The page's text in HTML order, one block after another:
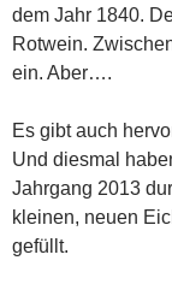
dem Jahr 1840.
Rotwein.
ein. Aber….
Es gibt auch
Und diesmal
Jahrgang 2013
kleinen, neuen
gefüllt.